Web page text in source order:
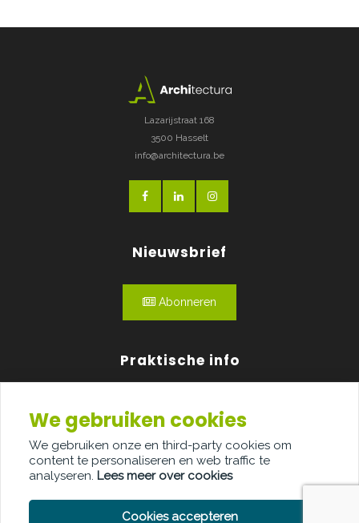
Lazarijstraat 168
3500 Hasselt
info@architectura.be
Nieuwsbrief
Abonneren
Praktische info
Over ons
Adverteren
Contact
We gebruiken cookies
We gebruiken onze en third-party cookies om
content te personaliseren en web traffic te
analyseren. Lees meer over cookies
Cookies accepteren